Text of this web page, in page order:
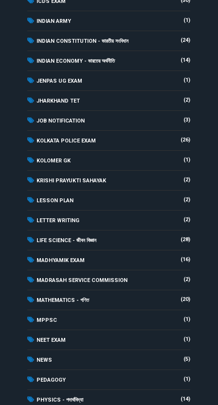
INDIAN ARMY (1)
INDIAN CONSTITUTION - ভারতীয় সংবিধান (24)
INDIAN ECONOMY - ভারতের অর্থনীতি (14)
JENPAS UG EXAM (1)
JHARKHAND TET (2)
JOB NOTIFICATION (3)
KOLKATA POLICE EXAM (26)
KOLOMER GK (1)
KRISHI PRAYUKTI SAHAYAK (2)
LESSON PLAN (2)
LETTER WRITING (2)
LIFE SCIENCE - জীবন বিজ্ঞান (28)
MADHYAMIK EXAM (16)
MADRASAH SERVICE COMMISSION (2)
MATHEMATICS - গণিত (20)
MPPSC (1)
NEET EXAM (1)
NEWS (5)
PEDAGOGY (1)
PHYSICS - পদার্থবিদ্যা (14)